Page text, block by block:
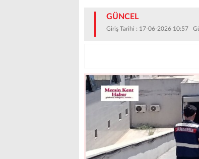
GÜNCEL
Giriş Tarihi : 17-06-2026 10:57